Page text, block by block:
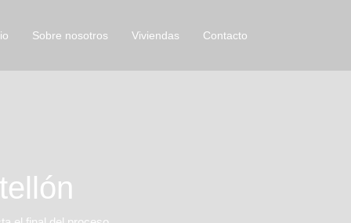
Sobre nosotros Viviendas Contacto